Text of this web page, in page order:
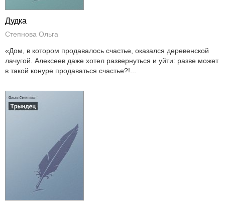
Дудка
Степнова Ольга
«Дом, в котором продавалось счастье, оказался деревенской
лачугой. Алексеев даже хотел развернуться и уйти: разве может
в такой конуре продаваться счастье?!...